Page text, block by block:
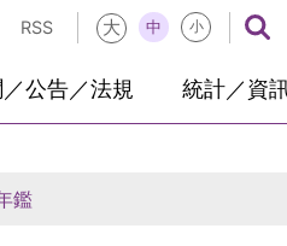
RSS 大 中 小
公告／法規 統計／資
鑑